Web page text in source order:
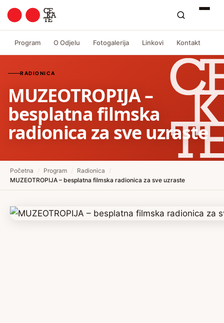
Program O Odjelu Fotogalerija Linkovi Kontakt
RADIONICA
MUZEOTROPIJA –
besplatna filmska
radionica za sve uzraste
Početna Program Radionica
MUZEOTROPIJA – besplatna filmska radionica za sve uzraste